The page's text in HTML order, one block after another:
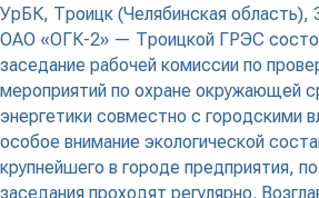
УрБК, Троицк (Челябинская область),
ОАО «ОГК-2» — Троицкой ГРЭС
заседание рабочей комиссии по
мероприятий по охране окружающей
энергетики совместно с городскими
особое внимание экологической
крупнейшего в городе предприятия,
заседания проходят регулярно.